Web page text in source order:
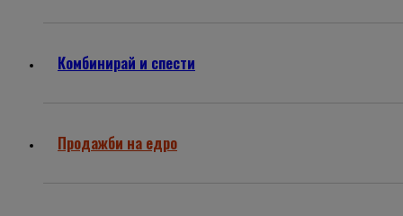
Комбинирай и спести
Продажби на едро